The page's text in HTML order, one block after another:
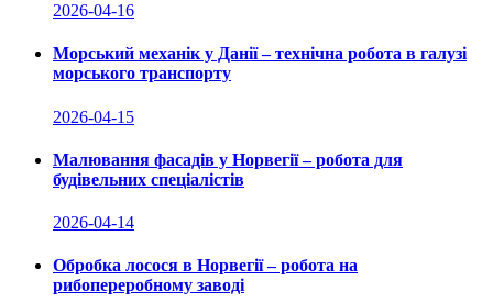
2026-04-16
Морський механік у Данії – технічна робота в галузі
морського транспорту
2026-04-15
Малювання фасадів у Норвегії – робота для
будівельних спеціалістів
2026-04-14
Обробка лосося в Норвегії – робота на
рибопереробному заводі